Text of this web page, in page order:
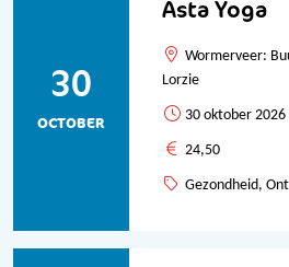
Asta Yoga
30
OCTOBER
Wormerveer:
Lorzie
30 oktober
24,50
Gezondheid,